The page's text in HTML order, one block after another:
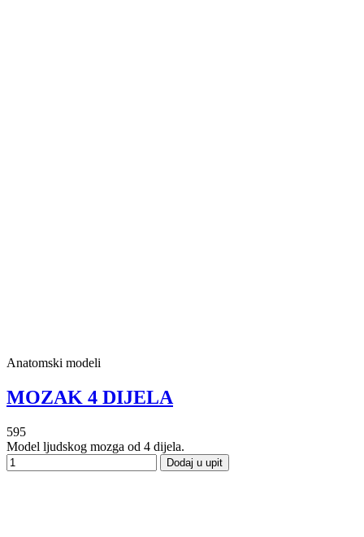
Anatomski modeli
MOZAK 4 DIJELA
595
Model ljudskog mozga od 4 dijela.
Dodaj u upit